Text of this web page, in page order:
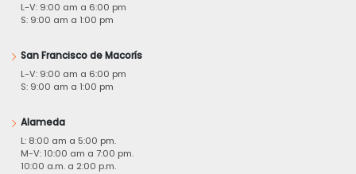
L-V: 9:00 am a 6:00 pm
S: 9:00 am a 1:00 pm
San Francisco de Macorís
L-V: 9:00 am a 6:00 pm
S: 9:00 am a 1:00 pm
Alameda
L: 8:00 am a 5:00 pm.
M-V: 10:00 am a 7:00 pm.
10:00 a.m. a 2:00 p.m.